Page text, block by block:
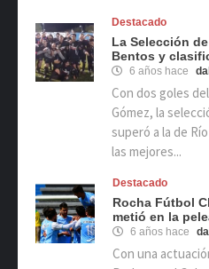
Destacado
La Selección
Bentos y
6 años hace
Con dos goles
Gómez, la
superó a la de
las mejores...
Destacado
Rocha Fútbol
metió en la
6 años hace
Con una